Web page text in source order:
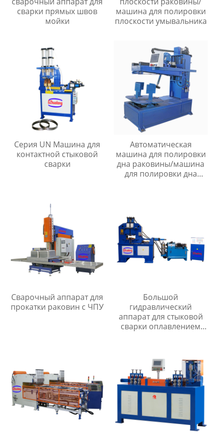
сварки прямых швов
мойки
машина для полировки
плоскости умывальника
Серия UN Машина для
контактной стыковой
сварки
Автоматическая
машина для полировки
дна раковины/машина
для полировки дна
Сварочный аппарат для
прокатки раковин с ЧПУ
Большой
гидравлический
аппарат для стыковой
сварки оплавлением